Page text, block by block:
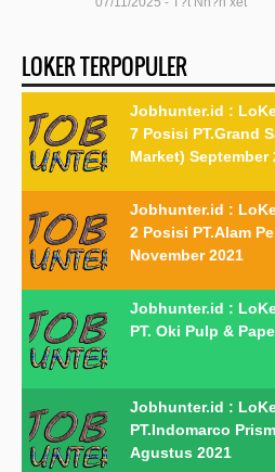
LOKER TERPOPULER
Jobhunter.id :
7 Posisi PT.Grand
Market) September
Jobhunter.id :
2 Posisi PT.Alam
November 2021
Jobhunter.id :
PT. Oki Pulp &
Jobhunter.id :
PT.Indomarco
Agustus 2021